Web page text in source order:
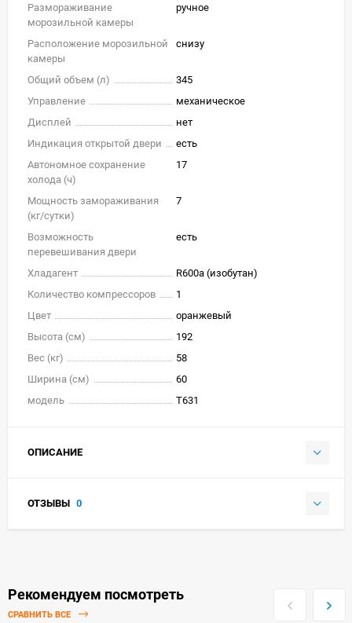
Размораживание
морозильной камеры
ручное
Расположение морозильной
камеры
снизу
Общий объем (л)
345
Управление
механическое
Дисплей
нет
Индикация открытой двери
есть
Автономное сохранение
холода (ч)
17
Мощность замораживания
(кг/cутки)
7
Возможность
перевешивания двери
есть
Хладагент
R600a (изобутан)
Количество компрессоров
1
Цвет
оранжевый
Высота (см)
192
Вес (кг)
58
Ширина (см)
60
модель
T631
ОПИСАНИЕ
ОТЗЫВЫ 0
Рекомендуем посмотреть
СРАВНИТЬ ВСЕ